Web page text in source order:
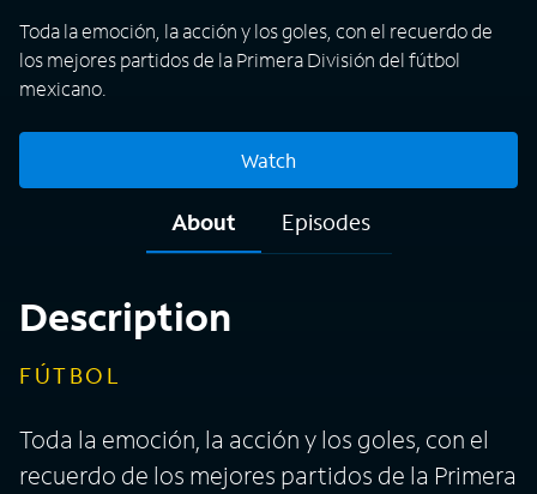
Toda la emoción, la acción y los goles, con el recuerdo de
los mejores partidos de la Primera División del fútbol
mexicano.
Watch
About Episodes
Description
FÚTBOL
Toda la emoción, la acción y los goles, con el
recuerdo de los mejores partidos de la Primera